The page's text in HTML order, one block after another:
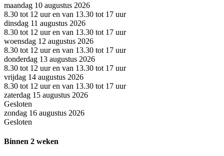
maandag 10 augustus 2026
8.30 tot 12 uur en van 13.30 tot 17 uur
dinsdag 11 augustus 2026
8.30 tot 12 uur en van 13.30 tot 17 uur
woensdag 12 augustus 2026
8.30 tot 12 uur en van 13.30 tot 17 uur
donderdag 13 augustus 2026
8.30 tot 12 uur en van 13.30 tot 17 uur
vrijdag 14 augustus 2026
8.30 tot 12 uur en van 13.30 tot 17 uur
zaterdag 15 augustus 2026
Gesloten
zondag 16 augustus 2026
Gesloten
Binnen 2 weken